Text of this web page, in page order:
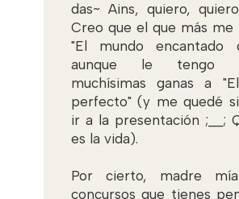
das~ Ains, quiero,
Creo que el que más me
"El mundo encantado
aunque le tengo
muchísimas ganas a
perfecto" (y me quedé
ir a la presentación ;__;
es la vida).
Por cierto, madre
concursos que tienes